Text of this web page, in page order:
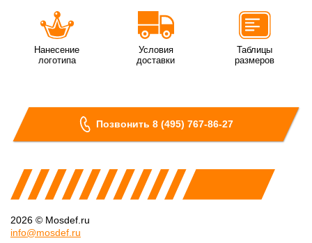
Нанесение
логотипа
Условия
доставки
Таблицы
размеров
Позвонить 8 (495) 767-86-27
2026 © Mosdef.ru
info@mosdef.ru